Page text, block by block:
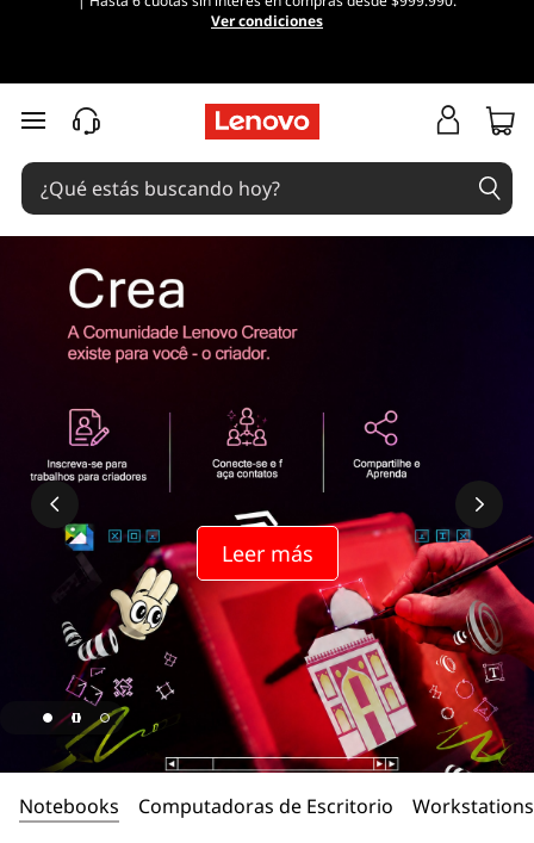
Ver condiciones
Ir al contenido principal
Leer más
Notebooks Computadoras de Escritorio Workstations